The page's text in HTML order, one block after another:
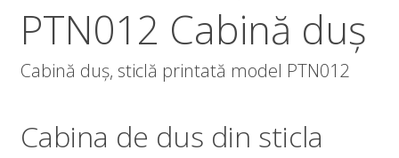
PTN012 Cabină duș
Cabină duș, sticlă printată model PTN012
Cabina de dus din sticla